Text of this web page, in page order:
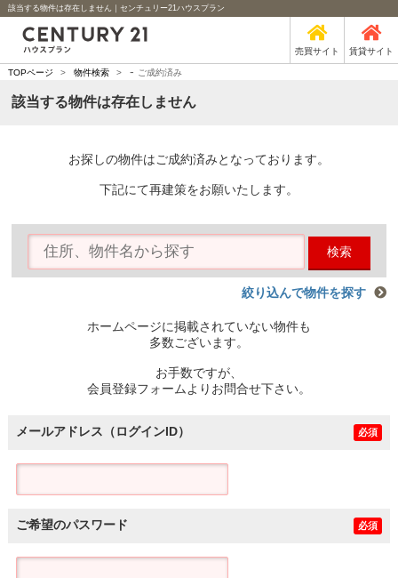
該当する物件は存在しません｜センチュリー21ハウスプラン
売買サイト 賃貸サイト
TOPページ > 物件検索 > - ご成約済み
該当する物件は存在しません
お探しの物件はご成約済みとなっております。
下記にて再建策をお願いたします。
検索
絞り込んで物件を探す
ホームページに掲載されていない物件も
多数ございます。
お手数ですが、
会員登録フォームよりお問合せ下さい。
メールアドレス（ログインID） 必須
ご希望のパスワード 必須